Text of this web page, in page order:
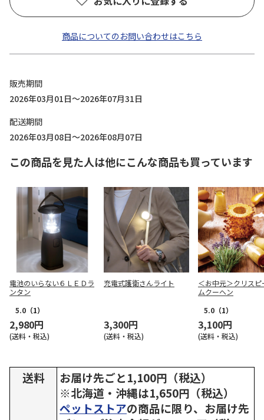
商品についてのお問い合わせはこちら
販売期間
2026年03月01日～2026年07月31日
配送期間
2026年03月08日～2026年08月07日
この商品を見た人は他にこんな商品も買っています
電池のいらない６ＬＥＤラ
ンタン
5.0 （1）
2,980円
(送料・税込)
充電式護衛さんライト
3,300円
(送料・税込)
＜お中元＞クリスピ
ムクーヘン
5.0 （1）
3,100円
(送料・税込)
送料
お届け先ごと1,100円（税込）
※北海道・沖縄は1,650円（税込）
ペットストアの商品に限り、お届け先